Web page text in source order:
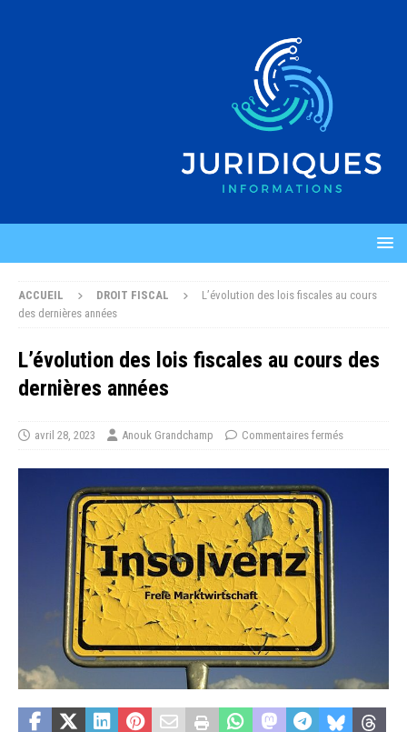
ACCUEIL DROIT FISCAL
L’évolution des lois fiscales au cours
des dernières années
L’évolution des lois fiscales au cours des
dernières années
avril 28, 2023 Anouk Grandchamp Commentaires fermés